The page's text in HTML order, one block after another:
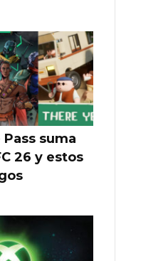
suma
26 y estos